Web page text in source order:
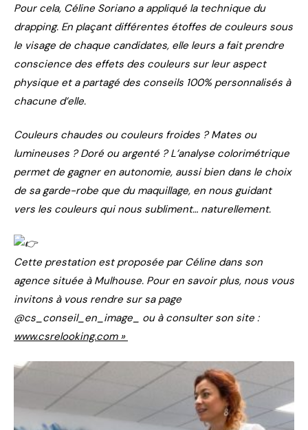
Pour cela, Céline Soriano a appliqué la technique du
drapping. En plaçant différentes étoffes de couleurs sous
le visage de chaque candidates, elle leurs a fait prendre
conscience des effets des couleurs sur leur aspect
physique et a partagé des conseils 100% personnalisés à
chacune d’elle.
Couleurs chaudes ou couleurs froides ? Mates ou
lumineuses ? Doré ou argenté ? L’analyse colorimétrique
permet de gagner en autonomie, aussi bien dans le choix
de sa garde-robe que du maquillage, en nous guidant
vers les couleurs qui nous subliment… naturellement.
Cette prestation est proposée par Céline dans son
agence située à Mulhouse. Pour en savoir plus, nous vous
invitons à vous rendre sur sa page
@cs_conseil_en_image_ ou à consulter son site :
www.csrelooking.com »